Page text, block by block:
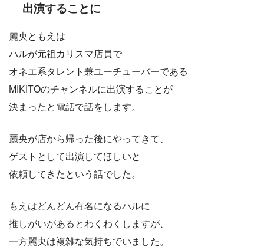
出演することに
麗央ともえは
ハルが元祖カリスマ店員で
オネエ系タレント兼ユーチューバーである
MIKITOのチャンネルに出演することが
決まったと電話で話をします。
麗央が店から帰った後にやってきて、
ゲストとして出演してほしいと
依頼してきたという話でした。
もえはどんどん有名になるハルに
推しがいがあるとわくわくしますが、
一方麗央は複雑な気持ちでいました。